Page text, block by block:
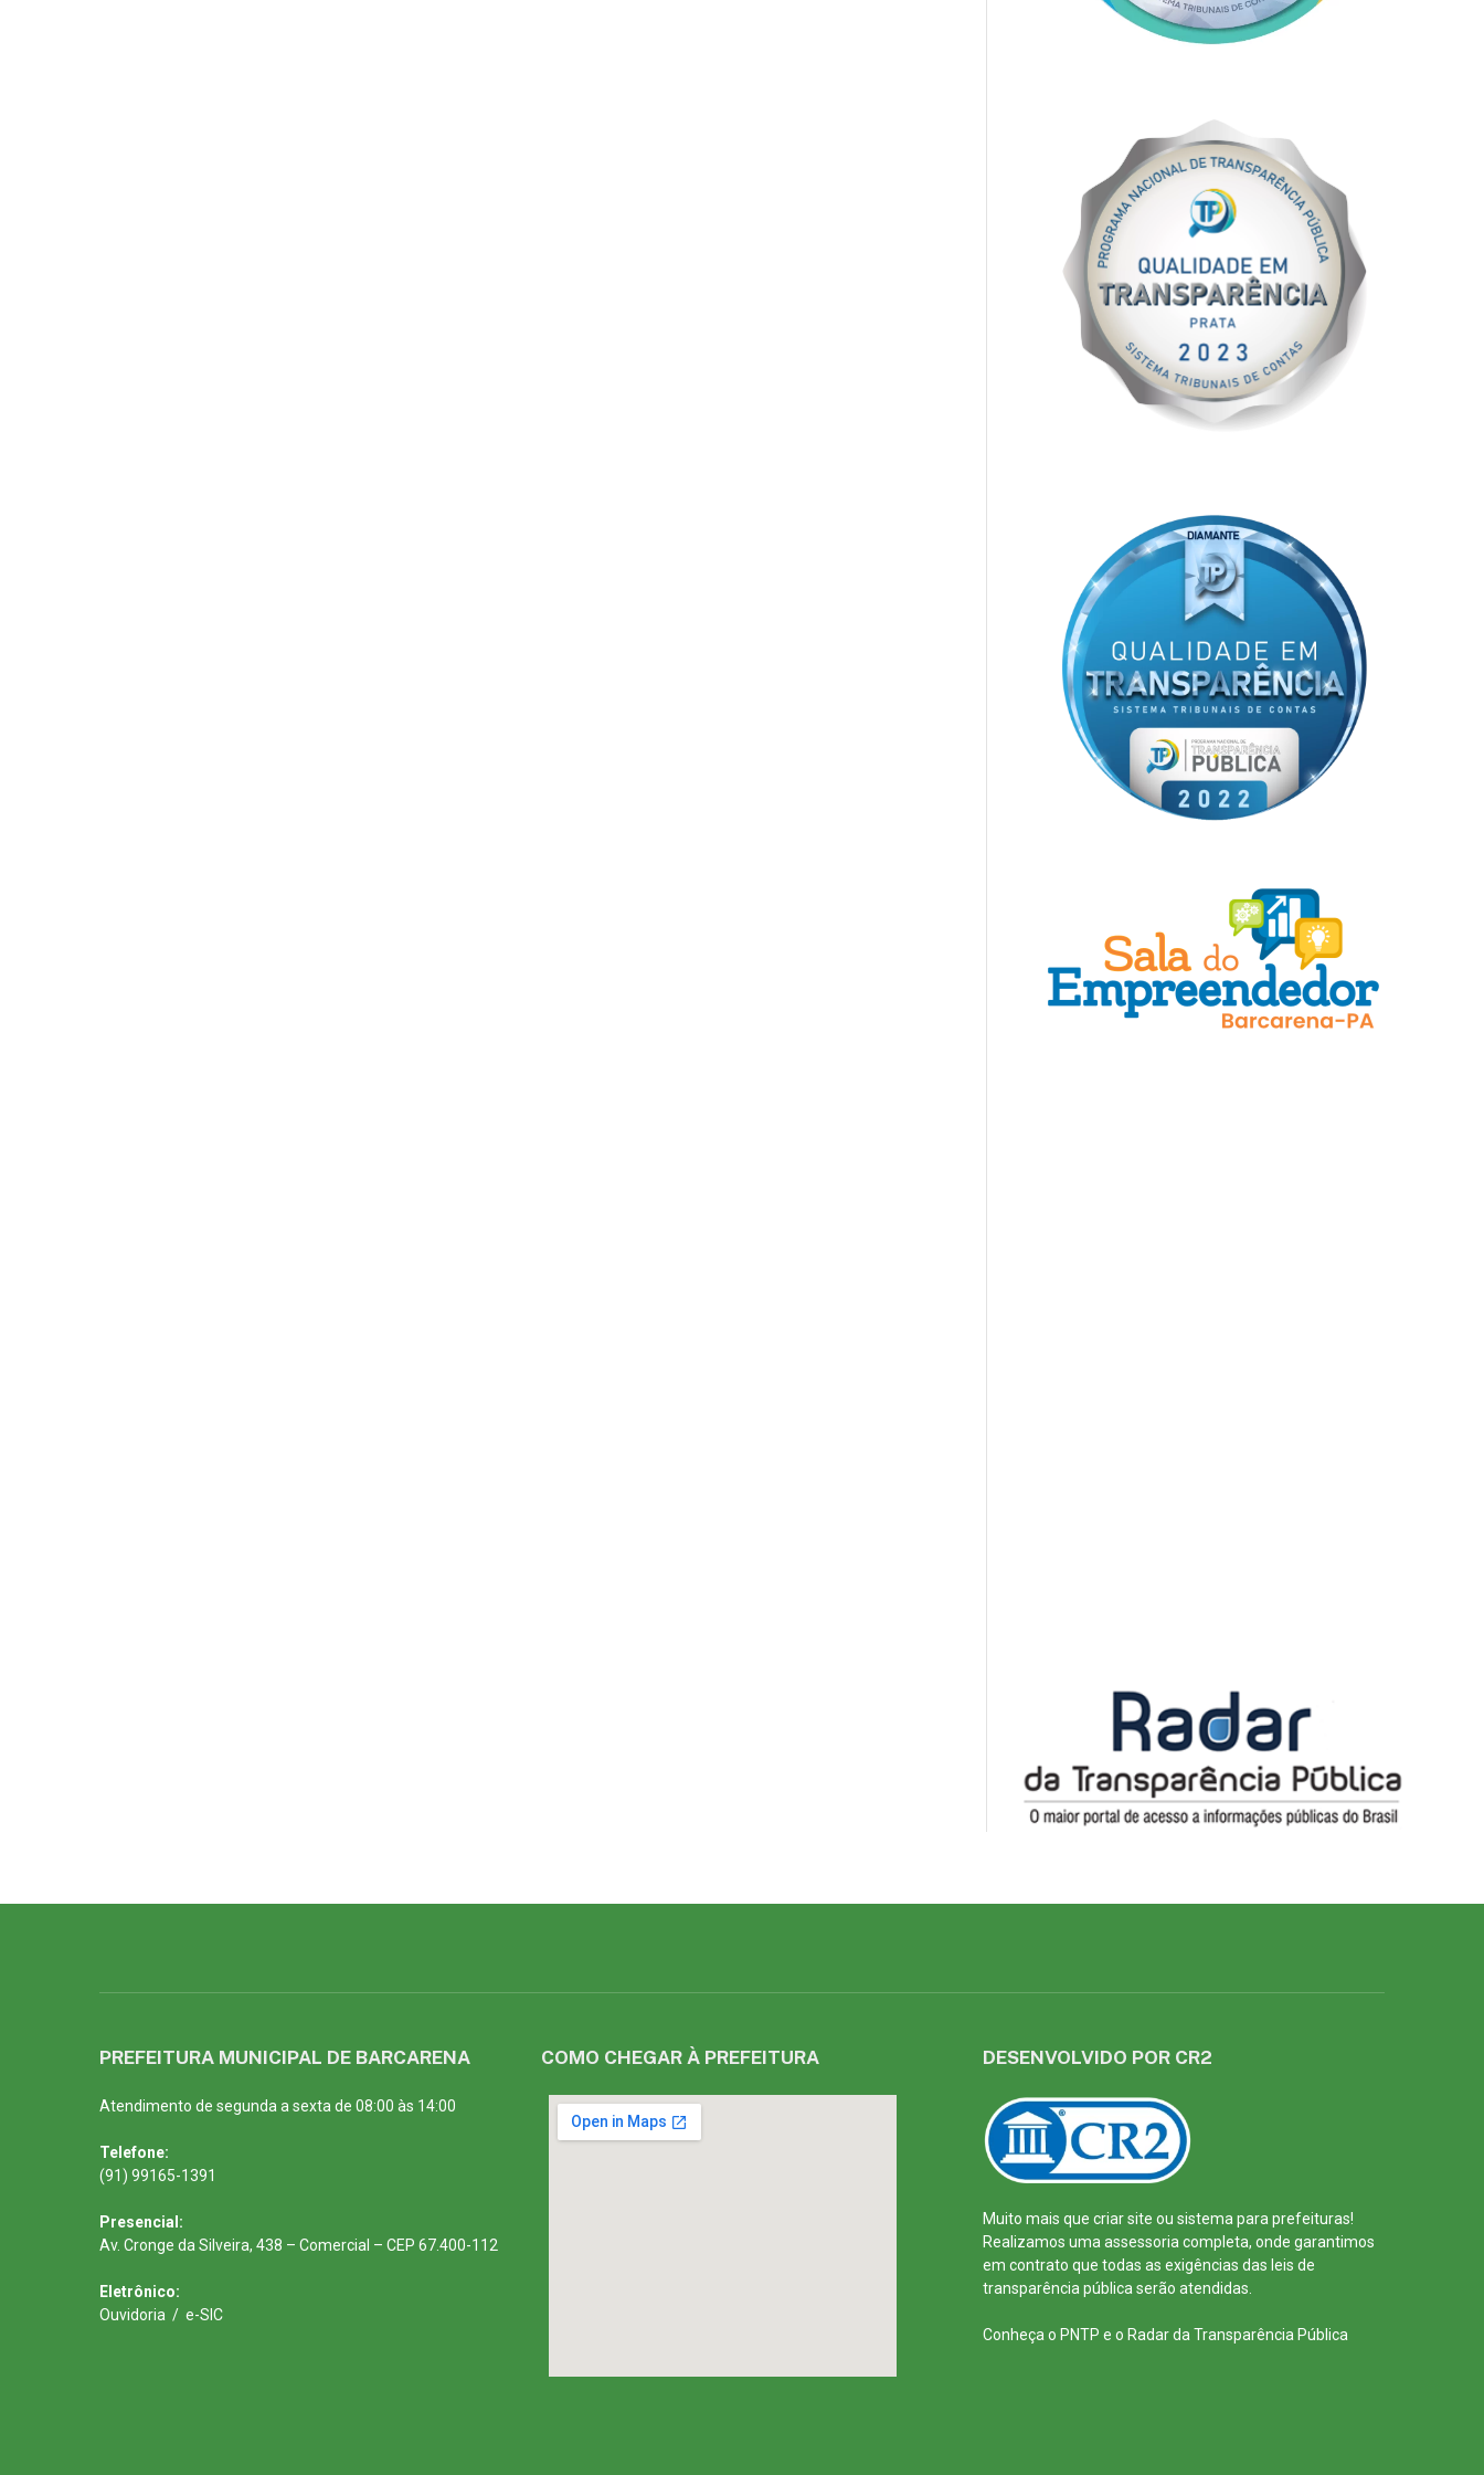
PREFEITURA MUNICIPAL DE BARCARENA
Atendimento de segunda a sexta de 08:00 às 14:00
Telefone:
(91) 99165-1391
Presencial:
Av. Cronge da Silveira, 438 – Comercial – CEP 67.400-112
Eletrônico:
Ouvidoria / e-SIC
COMO CHEGAR À PREFEITURA DESENVOLVIDO POR CR2
Muito mais que criar site ou sistema para prefeituras!
Realizamos uma assessoria completa, onde garantimos
em contrato que todas as exigências das leis de
transparência pública serão atendidas.
Conheça o PNTP e o Radar da Transparência Pública